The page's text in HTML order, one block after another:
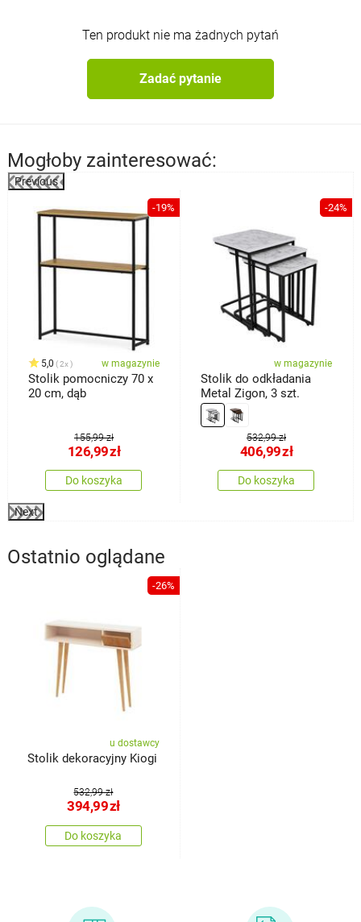
Ten produkt nie ma żadnych pytań
Zadać pytanie
Mogłoby zainteresować:
Previous
-19%
5,0 2x w magazynie
Stolik pomocniczy 70 x
20 cm, dąb
155,99 zł
126,99zł
Do koszyka
-24%
w magazynie
Stolik do odkładania
Metal Zigon, 3 szt.
532,99 zł
406,99zł
Do koszyka
Next
Ostatnio oglądane
-26%
u dostawcy
Stolik dekoracyjny Kiogi
532,99 zł
394,99zł
Do koszyka